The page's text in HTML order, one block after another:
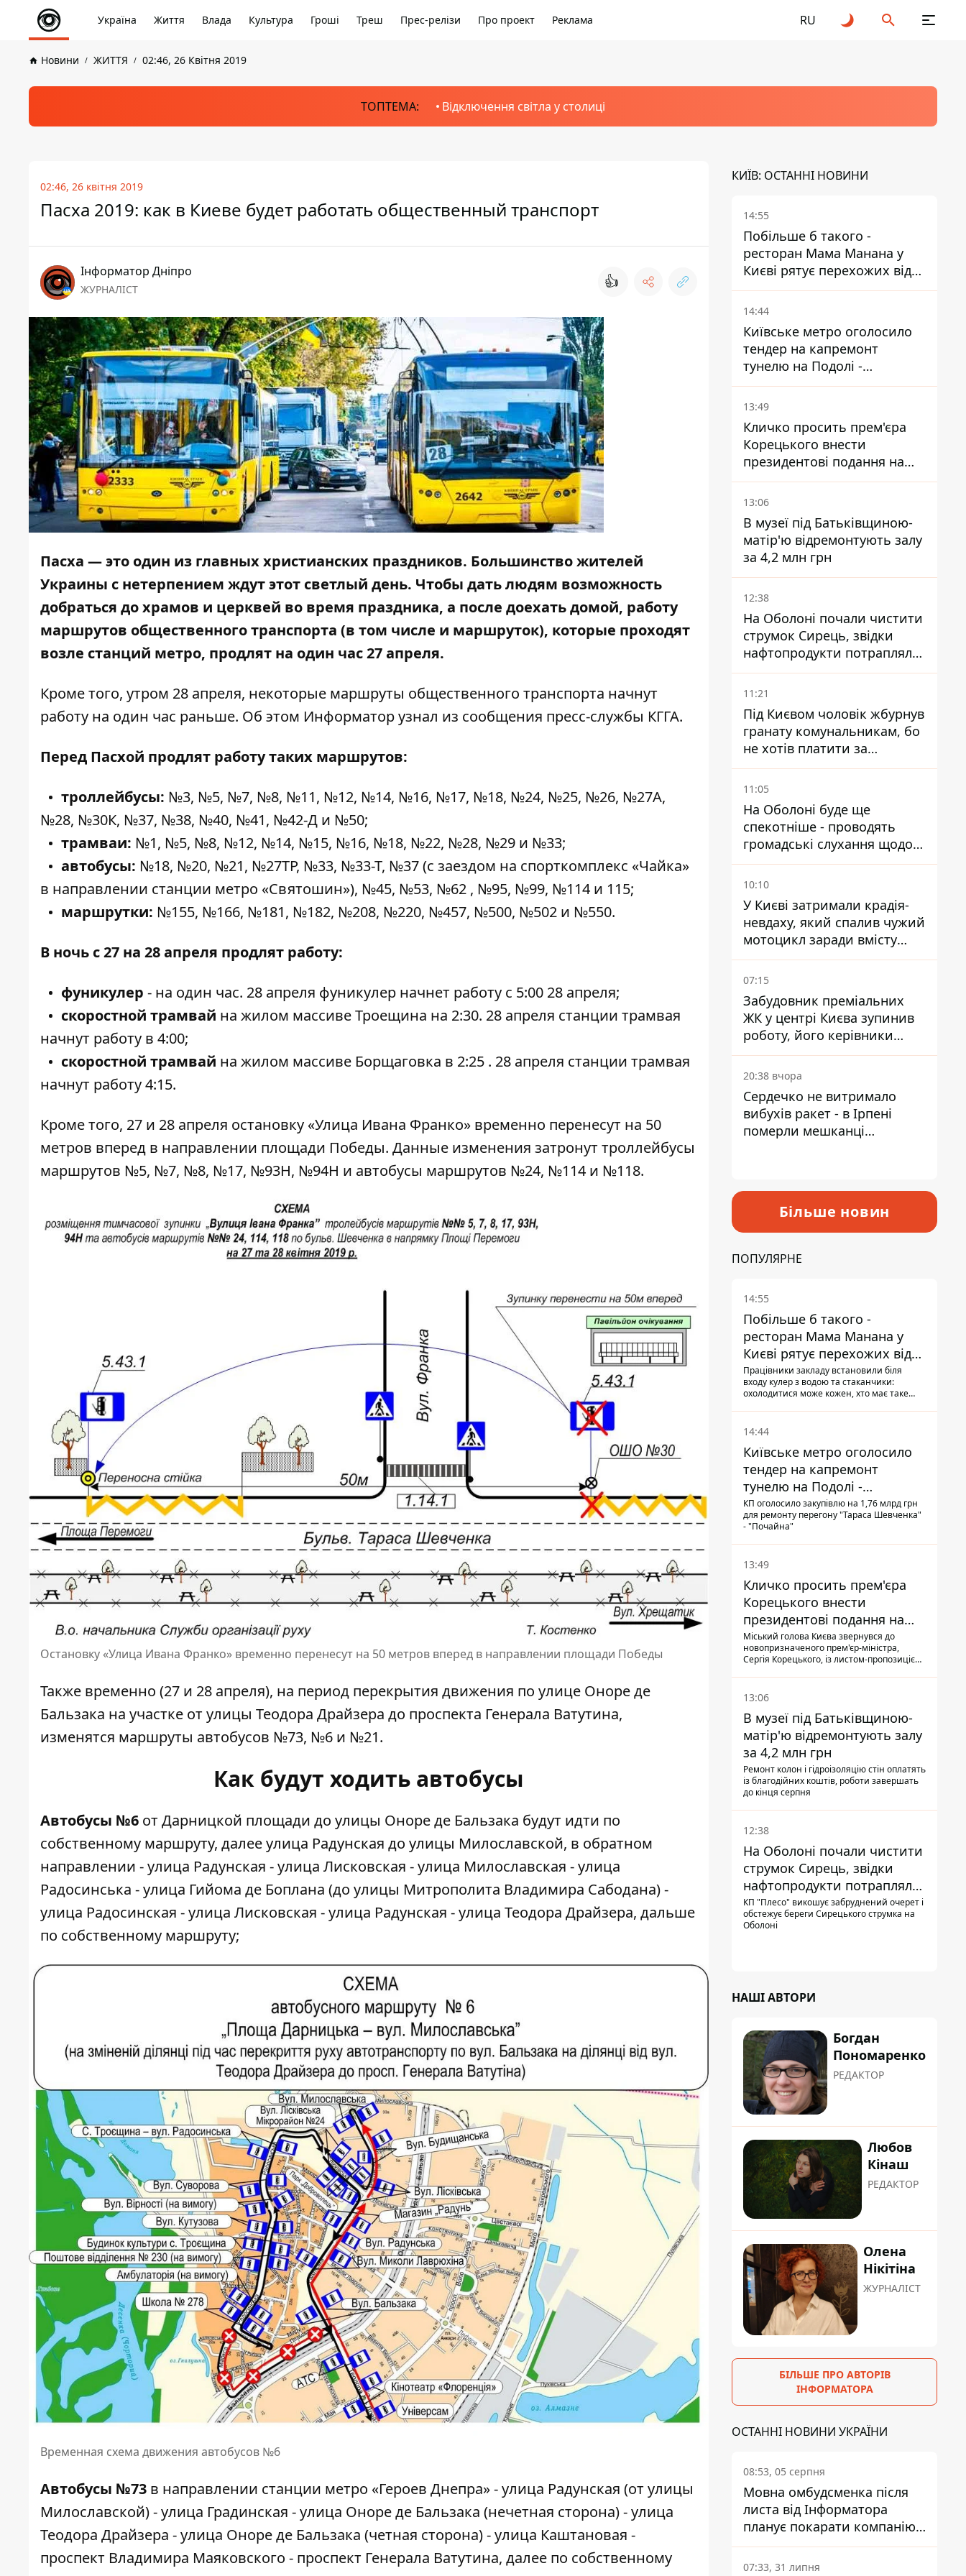
Україна Життя Влада Культура Гроші Треш Прес-релізи Про проект Реклама RU
Новини ЖИТТЯ 02:46, 26 Квітня 2019
ТОПТЕМА: Відключення світла у столиці
02:46, 26 квітня 2019
Пасха 2019: как в Киеве будет работать общественный транспорт
Інформатор Дніпро
ЖУРНАЛІСТ 👍
Пасха — это один из главных христианских праздников. Большинство жителей
Украины с нетерпением ждут этот светлый день. Чтобы дать людям возможность
добраться до храмов и церквей во время праздника, а после доехать домой, работу
маршрутов общественного транспорта (в том числе и маршруток), которые проходят
возле станций метро, продлят на один час 27 апреля.
Кроме того, утром 28 апреля, некоторые маршруты общественного транспорта начнут
работу на один час раньше. Об этом Информаторузнал из сообщения пресс-службы КГГА.
Перед Пасхой продлят работу таких маршрутов:
троллейбусы: №3, №5, №7, №8, №11, №12, №14, №16, №17, №18, №24, №25, №26, №27А,
№28, №30К, №37, №38, №40, №41, №42-Д и №50;
трамваи: №1, №5, №8, №12, №14, №15, №16, №18, №22, №28, №29 и №33;
автобусы: №18, №20, №21, №27ТР, №33, №33-Т, №37 (с заездом на спорткомплекс «Чайка»
в направлении станции метро «Святошин»), №45, №53, №62 , №95, №99, №114 и 115;
маршрутки: №155, №166, №181, №182, №208, №220, №457, №500, №502 и №550.
В ночь с 27 на 28 апреля продлят работу:
фуникулер - на один час. 28 апреля фуникулер начнет работу с 5:00 28 апреля;
скоростной трамвай на жилом массиве Троещина на 2:30. 28 апреля станции трамвая
начнут работу в 4:00;
скоростной трамвай на жилом массиве Борщаговка в 2:25 . 28 апреля станции трамвая
начнут работу 4:15.
Кроме того, 27 и 28 апреля остановку «Улица Ивана Франко» временно перенесут на 50
метров вперед в направлении площади Победы. Данные изменения затронут троллейбусы
маршрутов №5, №7, №8, №17, №93Н, №94Н и автобусы маршрутов №24, №114 и №118.
Остановку «Улица Ивана Франко» временно перенесут на 50 метров вперед в направлении площади Победы
Также временно (27 и 28 апреля), на период перекрытия движения по улице Оноре де
Бальзака на участке от улицы Теодора Драйзера до проспекта Генерала Ватутина,
изменятся маршруты автобусов №73, №6 и №21.
Как будут ходить автобусы
Автобусы №6 от Дарницкой площади до улицы Оноре де Бальзака будут идти по
собственному маршруту, далее улица Радунская до улицы Милославской, в обратном
направлении - улица Радунская - улица Лисковская - улица Милославская - улица
Радосинська - улица Гийома де Боплана (до улицы Митрополита Владимира Сабодана) -
улица Радосинская - улица Лисковская - улица Радунская - улица Теодора Драйзера, дальше
по собственному маршруту;
Временная схема движения автобусов №6
Автобусы №73 в направлении станции метро «Героев Днепра» - улица Радунская (от улицы
Милославской) - улица Градинская - улица Оноре де Бальзака (нечетная сторона) - улица
Теодора Драйзера - улица Оноре де Бальзака (четная сторона) - улица Каштановая -
проспект Владимира Маяковского - проспект Генерала Ватутина, далее по собственному
КИЇВ: ОСТАННІ НОВИНИ
14:55
Побільше б такого -
ресторан Мама Манана у
Києві рятує перехожих від
спеки
14:44
Київське метро оголосило
тендер на капремонт
тунелю на Подолі -
триватиме майже два роки
13:49
Кличко просить прем'єра
Корецького внести
президентові подання на
звільнення володаря
Троєщини Бахматова
13:06
В музеї під Батьківщиною-
матір'ю відремонтують залу
за 4,2 млн грн
12:38
На Оболоні почали чистити
струмок Сирець, звідки
нафтопродукти потрапляли
до озер
11:21
Під Києвом чоловік жбурнув
гранату комунальникам, бо
не хотів платити за
квитанціями
11:05
На Оболоні буде ще
спекотніше - проводять
громадські слухання щодо
храму УГКЦ на Північній
10:10
У Києві затримали крадія-
невдаху, який спалив чужий
мотоцикл заради вмісту
багажника
07:15
Забудовник преміальних
ЖК у центрі Києва зупинив
роботу, його керівники
втекли з України - Bihus.info
20:38 вчора
Сердечко не витримало
вибухів ракет - в Ірпені
померли мешканці
Більше новин
ПОПУЛЯРНЕ
14:55
Побільше б такого -
ресторан Мама Манана у
Києві рятує перехожих від
спеки
Працівники закладу встановили біля
входу кулер з водою та стаканчики:
охолодитися може кожен, хто має таке
14:44
Київське метро оголосило
тендер на капремонт
тунелю на Подолі -
триватиме майже два роки
КП оголосило закупівлю на 1,76 млрд грн
для ремонту перегону "Тараса Шевченка"
- "Почайна"
13:49
Кличко просить прем'єра
Корецького внести
президентові подання на
звільнення володаря
Троєщини Бахматова
Міський голова Києва звернувся до
новопризначеного прем'єр-міністра,
Сергія Корецького, із листом-пропозицією
13:06
В музеї під Батьківщиною-
матір'ю відремонтують залу
за 4,2 млн грн
Ремонт колон і гідроізоляцію стін оплатять
із благодійних коштів, роботи завершать
до кінця серпня
12:38
На Оболоні почали чистити
струмок Сирець, звідки
нафтопродукти потрапляли
до озер
КП "Плесо" викошує забруднений очерет і
обстежує береги Сирецького струмка на
Оболоні
НАШІ АВТОРИ
Богдан
Пономаренко
РЕДАКТОР
Любов
Кінаш
РЕДАКТОР
Олена
Нікітіна
ЖУРНАЛІСТ
БІЛЬШЕ ПРО АВТОРІВ
ІНФОРМАТОРА
ОСТАННІ НОВИНИ УКРАЇНИ
08:53, 05 серпня
Мовна омбудсменка після
листа від Інформатора
планує покарати компанію-
підрядника ПриватБанку
07:33, 31 липня